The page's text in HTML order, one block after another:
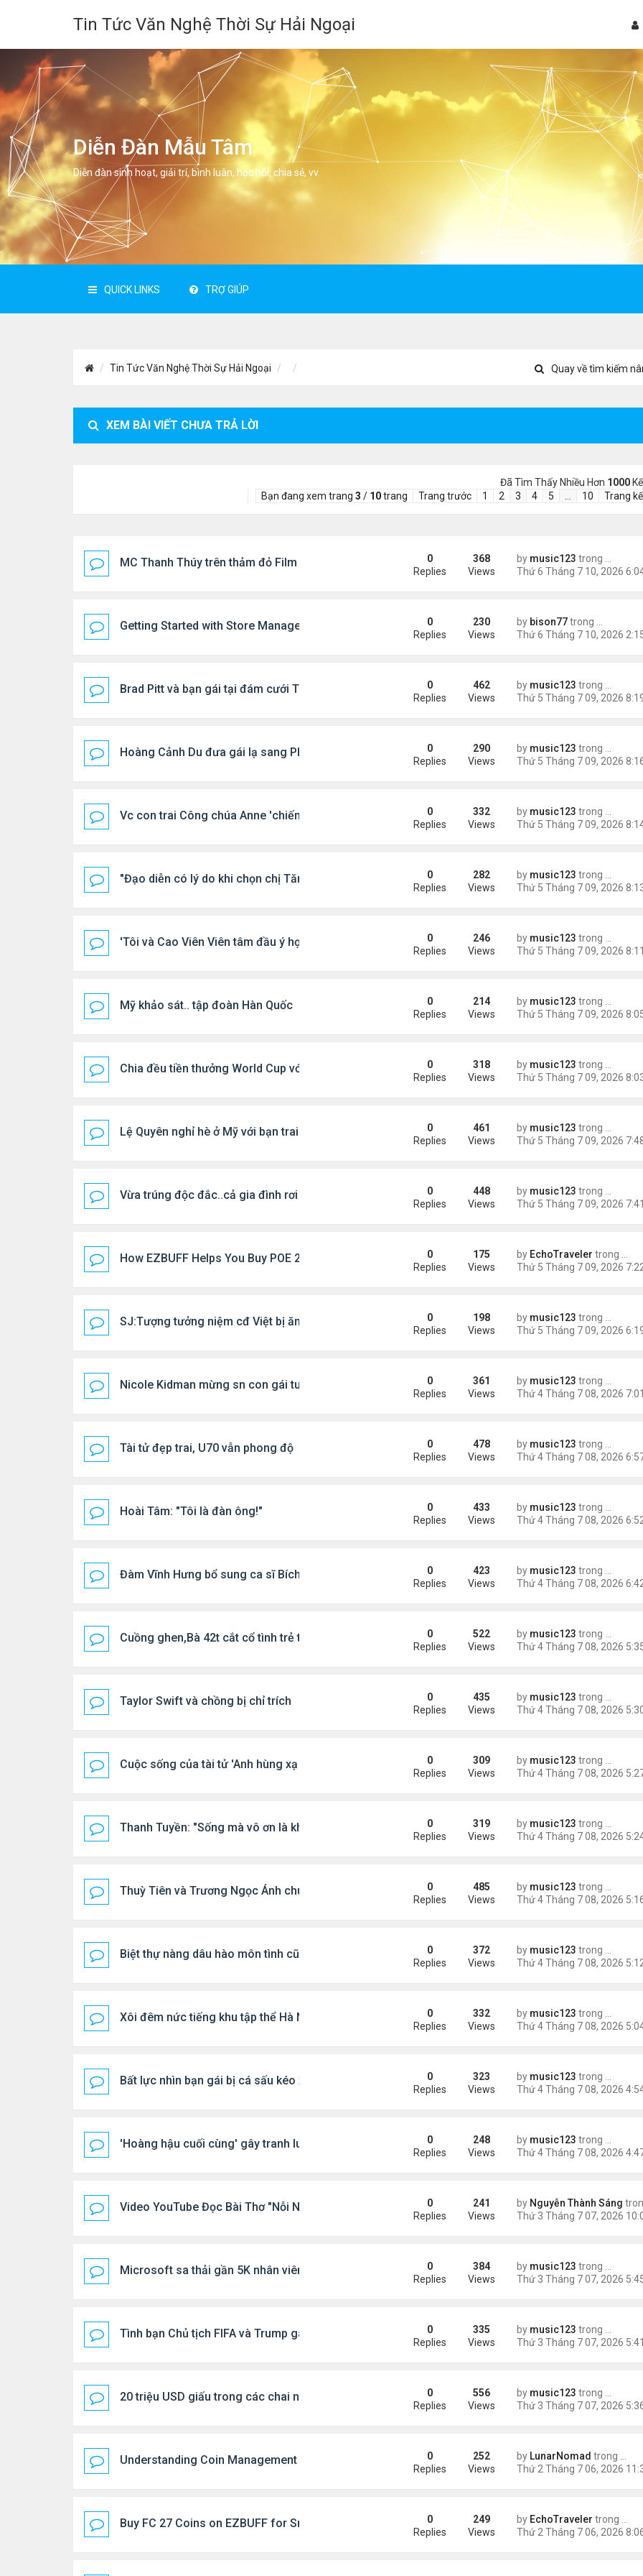
Tin Tức Văn Nghệ Thời Sự Hải Ngoại
Diễn Đàn Mẫu Tâm
Diễn đàn sinh hoạt, giải trí, bình luân, học hỏi, chia sẻ, vv.
QUICK LINKS TRỢ GIÚP
Tin Tức Văn Nghệ Thời Sự Hải Ngoại Quay về tìm kiếm
XEM BÀI VIẾT CHƯA TRẢ LỜI
Đã Tìm Thấy Nhiều Hơn 1000
Bạn đang xem trang 3 / 10trang Trang trước 1 2 3 4 5 10 Trang
MC Thanh Thúy trên thảm đỏ Film Festival by music123 trong
Tin
0
Replies
368
Views
Getting Started with Store Management Games: A Deep Dive into Drift Boss by bison77trong
0
Replies
230
Views
Brad Pitt và bạn gái tại đám cưới Taylor Swift by music123 trong
0
Replies
462
Views
Hoàng Cảnh Du đưa gái lạ sang Phú Quốc hẹn hò by music123 trong
0
Replies
290
Views
Vc con trai Công chúa Anne 'chiếm spotlight' ... by music123 trong
0
Replies
332
Views
"Đạo diễn có lý do khi chọn chị Tăng Thanh Hà " by music123 trong
0
Replies
282
Views
'Tôi và Cao Viên Viên tâm đầu ý hợp' by music123 trong
0
Replies
246
Views
Mỹ khảo sát.. tập đoàn Hàn Quốc by music123 trong
0
Replies
214
Views
Chia đều tiền thưởng World Cup với đội tuyển nam... by music123 trong
0
Replies
318
Views
Lệ Quyên nghỉ hè ở Mỹ với bạn trai by music123 trong
0
Replies
461
Views
Vừa trúng độc đắc..cả gia đình rơi vào mâu thuẫn by music123 trong
0
Replies
448
Views
How EZBUFF Helps You Buy POE 2 Currency for More Strategic Choices by EchoTraveler trong
0
Replies
175
Views
SJ:Tượng tưởng niệm cđ Việt bị ăn cắp by music123 trong
0
Replies
198
Views
Nicole Kidman mừng sn con gái tuổi 18 by music123 trong
0
Replies
361
Views
Tài tử đẹp trai, U70 vẫn phong độ by music123 trong
0
Replies
478
Views
Hoài Tâm: "Tôi là đàn ông!" by music123 trong
0
Replies
433
Views
Đàm Vĩnh Hưng bổ sung ca sĩ Bích Tuyền.... by music123 trong
0
Replies
423
Views
Cuồng ghen,Bà 42t cắt cổ tình trẻ trong khách sạn by music123 trong
0
Replies
522
Views
Taylor Swift và chồng bị chỉ trích by music123 trong
0
Replies
435
Views
Cuộc sống của tài tử 'Anh hùng xạ điêu' by music123 trong
0
Replies
309
Views
Thanh Tuyền: "Sống mà vô ơn là không được gì hết" by music123 trong
0
Replies
319
Views
Thuỳ Tiên và Trương Ngọc Ánh chung số phận by music123 trong
0
Replies
485
Views
Biệt thự nàng dâu hào môn tình cũ Lâm Phong by music123 trong
0
Replies
372
Views
Xôi đêm nức tiếng khu tập thể Hà Nội by music123 trong
0
Replies
332
Views
Bất lực nhìn bạn gái bị cá sấu kéo xuống sông by music123 trong
0
Replies
323
Views
'Hoàng hậu cuối cùng' gây tranh luận by music123 trong
0
Replies
248
Views
Video YouTube Đọc Bài Thơ "Nỗi Niềm Bên Sương Lạnh" by Nguyễn Thành Sáng
0
Replies
241
Views
Microsoft sa thải gần 5K nhân viên... by music123 trong
0
Replies
384
Views
Tình bạn Chủ tịch FIFA và Trump gây chú ý by music123 trong
0
Replies
335
Views
20 triệu USD giấu trong các chai nước gây chấn động by music123 trong
0
Replies
556
Views
Understanding Coin Management After You Buy CFB 27 Coins on EZBUFF by LunarNomad trong
0
Replies
252
Views
Buy FC 27 Coins on EZBUFF for Smarter Market Decisions by EchoTraveler trong
0
Replies
249
Views